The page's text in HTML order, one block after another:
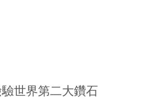
驗世界第二大鑽石